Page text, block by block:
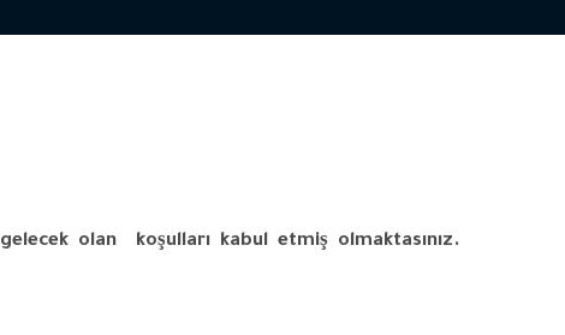
gelecek olan koşulları kabul etmiş olmaktasınız.